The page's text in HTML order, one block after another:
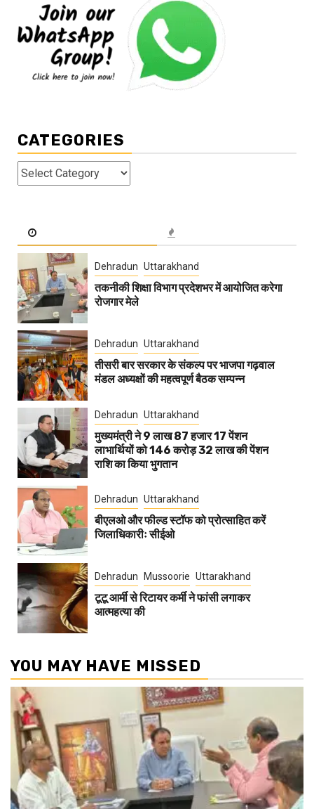
CATEGORIES
Categories
Dehradun Uttarakhand
तकनीकी शिक्षा विभाग प्रदेशभर में आयोजित करेगा
रोजगार मेले
Dehradun Uttarakhand
तीसरी बार सरकार के संकल्प पर भाजपा गढ़वाल
मंडल अध्यक्षों की महत्वपूर्ण बैठक सम्पन्न
Dehradun Uttarakhand
मुख्यमंत्री ने 9 लाख 87 हजार 17 पेंशन
लाभार्थियों को 146 करोड़ 32 लाख की पेंशन
राशि का किया भुगतान
Dehradun Uttarakhand
बीएलओ और फील्ड स्टॉफ को प्रोत्साहित करें
जिलाधिकारीः सीईओ
Dehradun Mussoorie Uttarakhand
टूटू आर्मी से रिटायर कर्मी ने फांसी लगाकर
आत्महत्या की
YOU MAY HAVE MISSED